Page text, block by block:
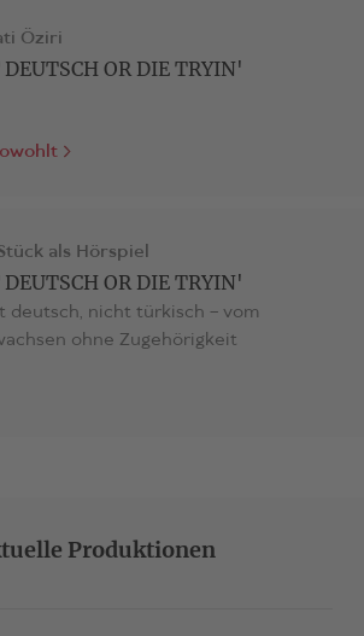
Öziri
DEUTSCH OR DIE TRYIN'
als Hörspiel
DEUTSCH OR DIE TRYIN'
deutsch, nicht türkisch – vom
ohne Zugehörigkeit
Produktionen